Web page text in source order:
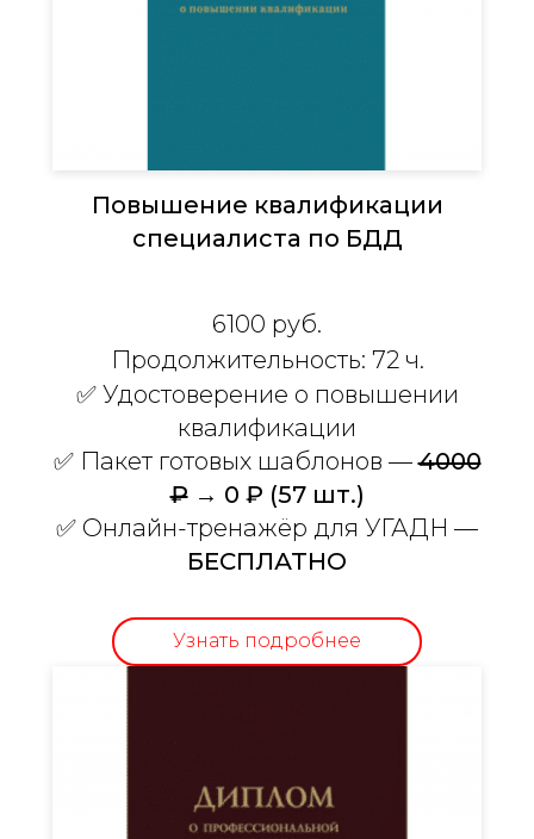
Повышение квалификации
специалиста по БДД
6100 руб.
Продолжительность: 72 ч.
✅Удостоверение о повышении
квалификации
✅ Пакет готовых шаблонов —4000
₽→ 0 ₽ (57 шт.)
✅ Онлайн-тренажёр для УГАДН —
БЕСПЛАТНО
Узнать подробнее